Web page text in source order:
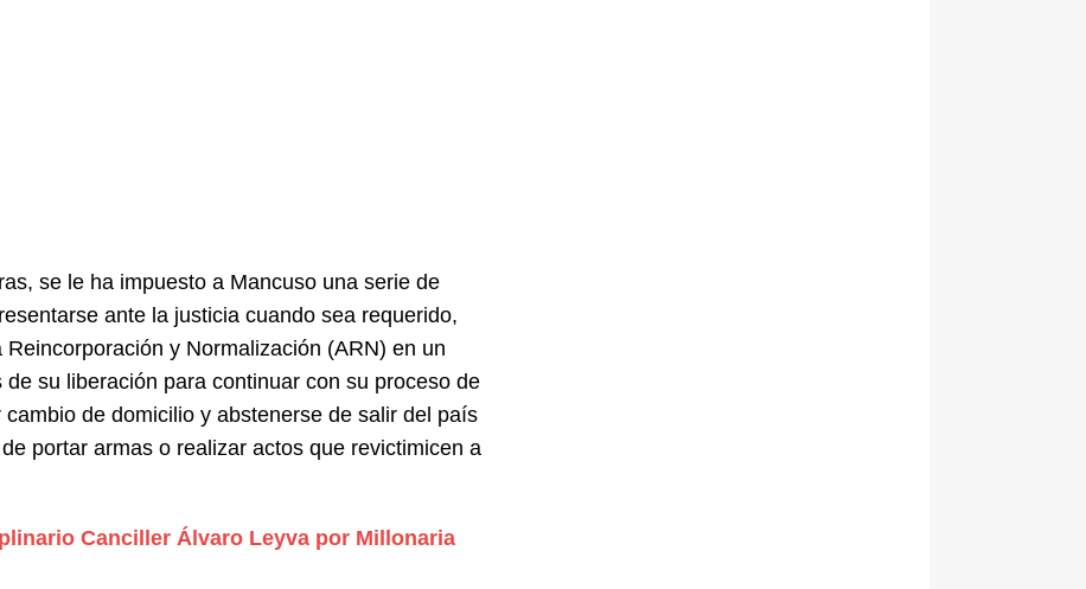
se le ha impuesto a Mancuso una serie de
ante la justicia cuando sea requerido,
y Normalización (ARN) en un
su liberación para continuar con su proceso de
de domicilio y abstenerse de salir del país
portar armas o realizar actos que revictimicen a
Canciller Álvaro Leyva por Millonaria